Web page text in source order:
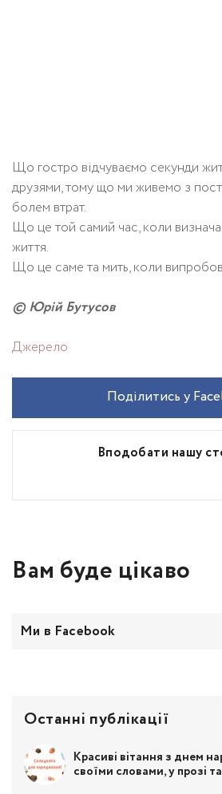
Що гостро відчуваємо секунди
друзями, тому що ми живемо з
болем втрат.
Що це той самий час, коли
життя.
Що це саме та мить, коли
© Юрій Бутусов
Джерело
Вподобати нашу
Поділитись у
Вам буде цікаво
Ми в Facebook
Останні публікації
Красиві вітання з днем
своїми словами, у прозі